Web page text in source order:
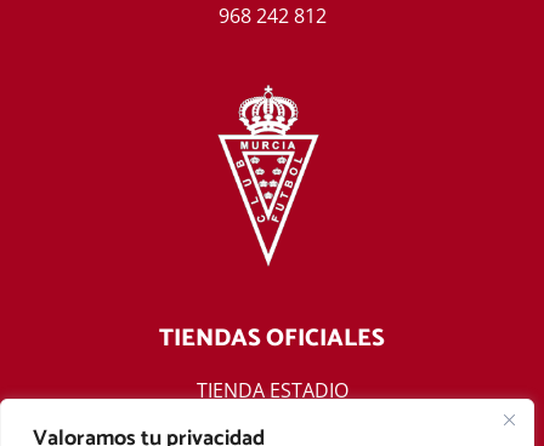
Valoramos tu privacidad
968 242 812
TIENDAS OFICIALES
TIENDA ESTADIO
TIENDA ONLINE